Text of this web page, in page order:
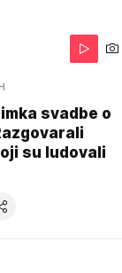
svadbe o
su ludovali